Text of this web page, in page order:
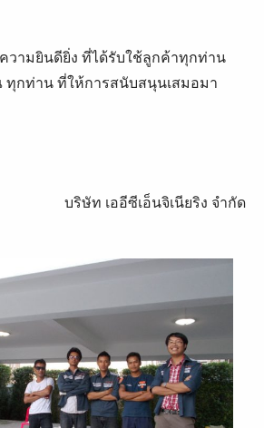
ยินดียิ่ง ที่ได้รับใช้ลูกค้าทุกท่าน
กท่าน ที่ให้การสนับสนุนเสมอมา
บริษัท เออีซีเอ็นจิเนียริง จำกัด